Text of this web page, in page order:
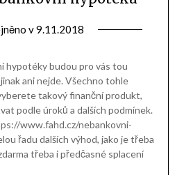
v9.11.2018
hypotéky budou pro vás tou
ani nejde. Všechno tohle
takový finanční produkt,
podle úroků a dalších podmínek.
www.fahd.cz/nebankovni-
řadu dalších výhod, jako je třeba
třeba i předčasné splacení